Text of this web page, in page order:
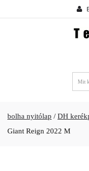
bolha nyitólap / DH
Giant Reign 2022 M